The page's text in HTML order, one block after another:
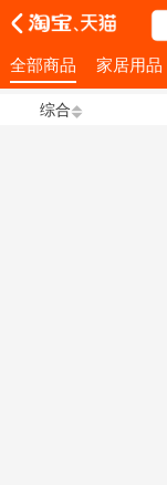
全部商品 家居用品
综合